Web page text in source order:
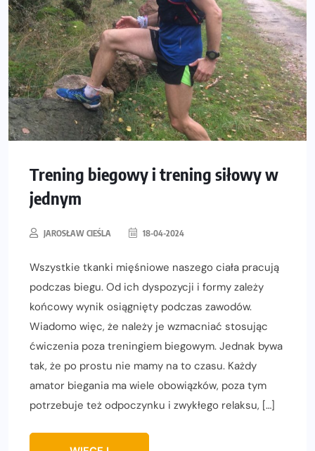
Trening biegowy i trening siłowy w
jednym
JAROSŁAW CIEŚLA 18-04-2024
Wszystkie tkanki mięśniowe naszego ciała pracują
podczas biegu. Od ich dyspozycji i formy zależy
końcowy wynik osiągnięty podczas zawodów.
Wiadomo więc, że należy je wzmacniać stosując
ćwiczenia poza treningiem biegowym. Jednak bywa
tak, że po prostu nie mamy na to czasu. Każdy
amator biegania ma wiele obowiązków, poza tym
potrzebuje też odpoczynku i zwykłego relaksu, […]